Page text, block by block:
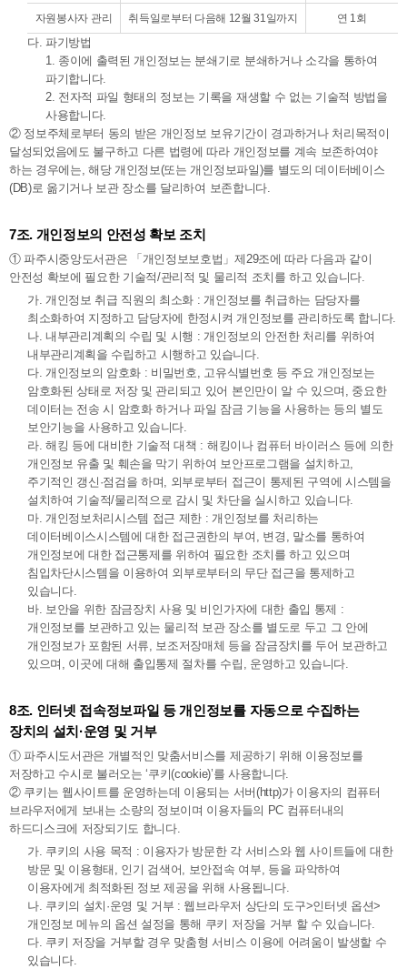
자원봉사자 관리 취득일로부터 다음해 12월 31일까지 연 1회
다. 파기방법
1. 종이에 출력된 개인정보는 분쇄기로 분쇄하거나 소각을 통하여
파기합니다.
2. 전자적 파일 형태의 정보는 기록을 재생할 수 없는 기술적 방법을
사용합니다.
② 정보주체로부터 동의 받은 개인정보 보유기간이 경과하거나 처리목적이
달성되었음에도 불구하고 다른 법령에 따라 개인정보를 계속 보존하여야
하는 경우에는, 해당 개인정보(또는 개인정보파일)를 별도의 데이터베이스
(DB)로 옮기거나 보관 장소를 달리하여 보존합니다.
7조. 개인정보의 안전성 확보 조치
① 파주시중앙도서관은 「개인정보보호법」제29조에 따라 다음과 같이
안전성 확보에 필요한 기술적/관리적 및 물리적 조치를 하고 있습니다.
가. 개인정보 취급 직원의 최소화 : 개인정보를 취급하는 담당자를
최소화하여 지정하고 담당자에 한정시켜 개인정보를 관리하도록 합니다.
나. 내부관리계획의 수립 및 시행 : 개인정보의 안전한 처리를 위하여
내부관리계획을 수립하고 시행하고 있습니다.
다. 개인정보의 암호화 : 비밀번호, 고유식별번호 등 주요 개인정보는
암호화된 상태로 저장 및 관리되고 있어 본인만이 알 수 있으며, 중요한
데이터는 전송 시 암호화 하거나 파일 잠금 기능을 사용하는 등의 별도
보안기능을 사용하고 있습니다.
라. 해킹 등에 대비한 기술적 대책 : 해킹이나 컴퓨터 바이러스 등에 의한
개인정보 유출 및 훼손을 막기 위하여 보안프로그램을 설치하고,
주기적인 갱신·점검을 하며, 외부로부터 접근이 통제된 구역에 시스템을
설치하여 기술적/물리적으로 감시 및 차단을 실시하고 있습니다.
마. 개인정보처리시스템 접근 제한 : 개인정보를 처리하는
데이터베이스시스템에 대한 접근권한의 부여, 변경, 말소를 통하여
개인정보에 대한 접근통제를 위하여 필요한 조치를 하고 있으며
침입차단시스템을 이용하여 외부로부터의 무단 접근을 통제하고
있습니다.
바. 보안을 위한 잠금장치 사용 및 비인가자에 대한 출입 통제 :
개인정보를 보관하고 있는 물리적 보관 장소를 별도로 두고 그 안에
개인정보가 포함된 서류, 보조저장매체 등을 잠금장치를 두어 보관하고
있으며, 이곳에 대해 출입통제 절차를 수립, 운영하고 있습니다.
8조. 인터넷 접속정보파일 등 개인정보를 자동으로 수집하는
장치의 설치·운영 및 거부
① 파주시도서관은 개별적인 맞춤서비스를 제공하기 위해 이용정보를
저장하고 수시로 불러오는 ‘쿠키(cookie)’를 사용합니다.
② 쿠키는 웹사이트를 운영하는데 이용되는 서버(http)가 이용자의 컴퓨터
브라우저에게 보내는 소량의 정보이며 이용자들의 PC 컴퓨터내의
하드디스크에 저장되기도 합니다.
가. 쿠키의 사용 목적 : 이용자가 방문한 각 서비스와 웹 사이트들에 대한
방문 및 이용형태, 인기 검색어, 보안접속 여부, 등을 파악하여
이용자에게 최적화된 정보 제공을 위해 사용됩니다.
나. 쿠키의 설치·운영 및 거부 : 웹브라우저 상단의 도구>인터넷 옵션>
개인정보 메뉴의 옵션 설정을 통해 쿠키 저장을 거부 할 수 있습니다.
다. 쿠키 저장을 거부할 경우 맞춤형 서비스 이용에 어려움이 발생할 수
있습니다.